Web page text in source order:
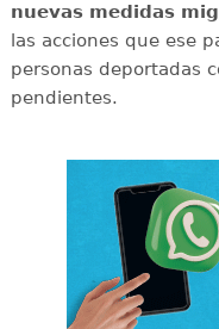
nuevas medidas
las acciones que ese
personas deportadas
pendientes.